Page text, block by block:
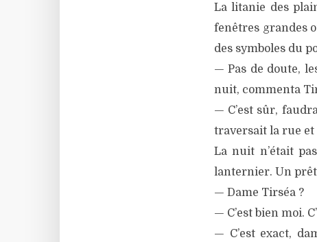
La litanie des
fenêtres grandes
des symboles du
— Pas de doute,
nuit, commenta
— C’est sûr,
traversait la rue et
La nuit n’était
lanternier. Un
— Dame Tirséa ?
— C’est bien moi.
— C’est exact,